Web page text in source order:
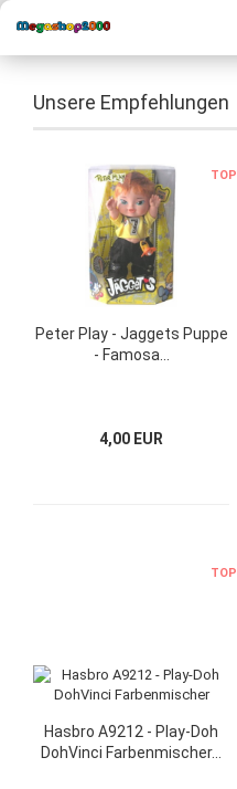
Unsere Empfehlungen
TOP
Peter Play - Jaggets Puppe
- Famosa...
4,00 EUR
TOP
Hasbro A9212 - Play-Doh
DohVinci Farbenmischer...